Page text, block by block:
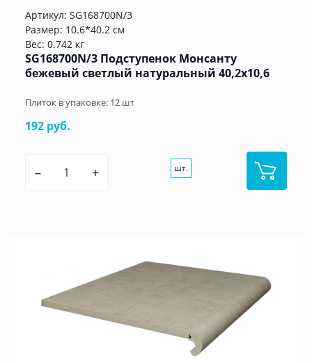
Артикул: SG168700N/3
Размер: 10.6*40.2 см
Вес: 0.742 кг
SG168700N/3 Подступенок Монсанту
бежевый светлый натуральный 40,2х10,6
Плиток в упаковке: 12 шт
192 руб.
– + шт.